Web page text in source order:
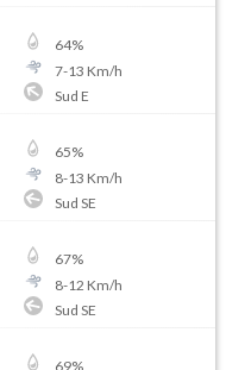
64%
7-13 Km/h
Sud E
65%
8-13 Km/h
Sud SE
67%
8-12 Km/h
Sud SE
69%